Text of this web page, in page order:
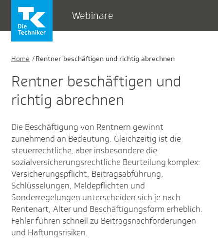
Webinare
Home Rentner beschäftigen und richtig abrechnen
Rentner beschäftigen und
richtig abrechnen
Die Beschäftigung von Rentnern gewinnt
zunehmend an Bedeutung. Gleichzeitig ist die
steuerrechtliche, aber insbesondere die
sozialversicherungsrechtliche Beurteilung komplex:
Versicherungspflicht, Beitragsabführung,
Schlüsselungen, Meldepflichten und
Sonderregelungen unterscheiden sich je nach
Rentenart, Alter und Beschäftigungsform erheblich.
Fehler führen schnell zu Beitragsnachforderungen
und Haftungsrisiken.